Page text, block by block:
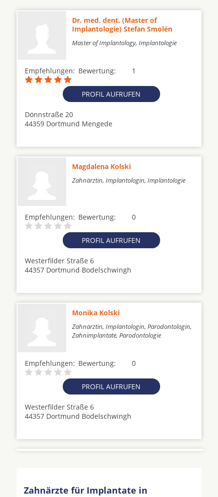
Dr. med. dent. (Master of
Implantologie) Stefan Smolén
Master of Implantology, Implantologie
Empfehlungen: 1
Bewertung:
PROFIL AUFRUFEN
Dönnstraße 20
44359 Dortmund Mengede
Magdalena Kolski
Zahnärztin, Implantologin, Implantologie
Empfehlungen: 0
Bewertung:
PROFIL AUFRUFEN
Westerfilder Straße 6
44357 Dortmund Bodelschwingh
Monika Kolski
Zahnärztin, Implantologin, Parodontologin,
Zahnimplantate, Parodontologie
Empfehlungen: 0
Bewertung:
PROFIL AUFRUFEN
Westerfilder Straße 6
44357 Dortmund Bodelschwingh
Zahnärzte für Implantate in